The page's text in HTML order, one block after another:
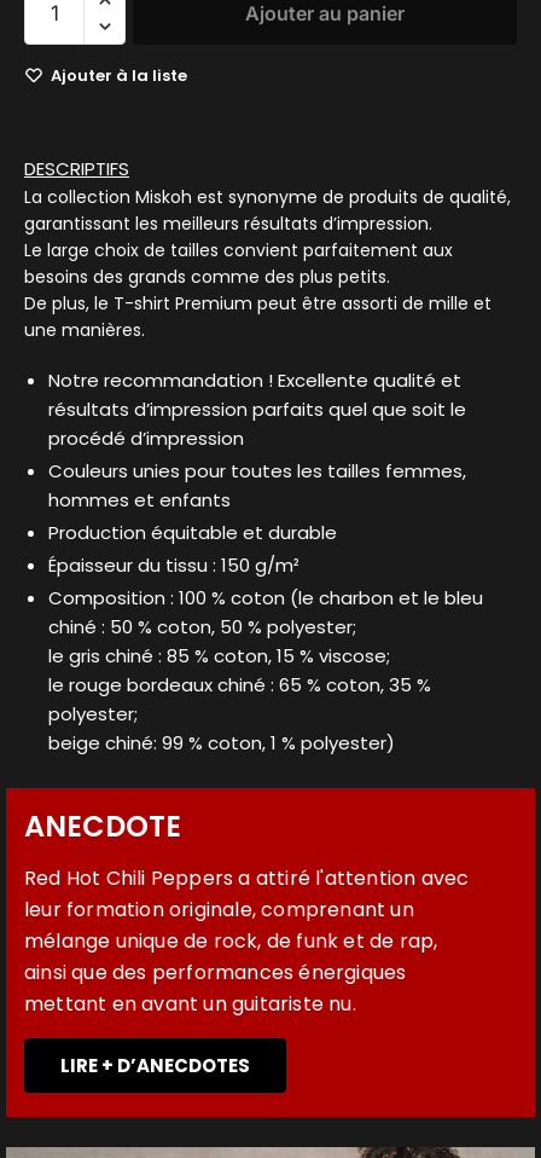
Ajouter au panier
Ajouter à la liste
DESCRIPTIFS
La collection Miskoh est synonyme de produits de qualité,
garantissant les meilleurs résultats d’impression.
Le large choix de tailles convient parfaitement aux
besoins des grands comme des plus petits.
De plus, le T-shirt Premium peut être assorti de mille et
une manières.
Notre recommandation ! Excellente qualité et
résultats d’impression parfaits quel que soit le
procédé d’impression
Couleurs unies pour toutes les tailles femmes,
hommes et enfants
Production équitable et durable
Épaisseur du tissu : 150 g/m²
Composition : 100 % coton (le charbon et le bleu
chiné : 50 % coton, 50 % polyester;
le gris chiné : 85 % coton, 15 % viscose;
le rouge bordeaux chiné : 65 % coton, 35 %
polyester;
beige chiné: 99 % coton, 1 % polyester)
ANECDOTE
Red Hot Chili Peppers a attiré l'attention avec
leur formation originale, comprenant un
mélange unique de rock, de funk et de rap,
ainsi que des performances énergiques
mettant en avant un guitariste nu.
LIRE + D’ANECDOTES